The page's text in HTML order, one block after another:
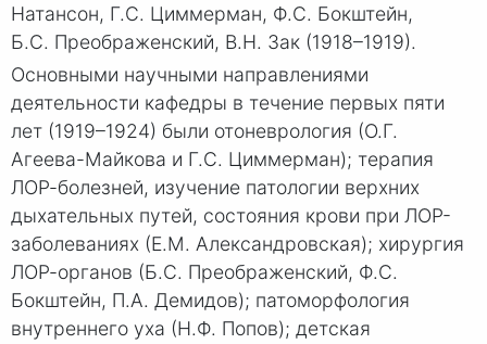
Натансон, Г.С. Циммерман, Ф.С. Бокштейн,
Б.С. Преображенский, В.Н. Зак (1918–1919).
Основными научными направлениями
деятельности кафедры в течение первых пяти
лет (1919–1924) были отоневрология (О.Г.
Агеева-Майкова и Г.С. Циммерман); терапия
ЛОР-болезней, изучение патологии верхних
дыхательных путей, состояния крови при ЛОР-
заболеваниях (Е.М. Александровская); хирургия
ЛОР-органов (Б.С. Преображенский, Ф.С.
Бокштейн, П.А. Демидов); патоморфология
внутреннего уха (Н.Ф. Попов); детская